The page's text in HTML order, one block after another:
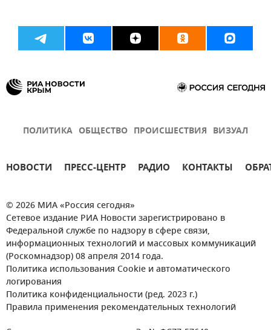
ПОЛИТИКА ОБЩЕСТВО ПРОИСШЕСТВИЯ ВИЗУАЛ
НОВОСТИ ПРЕСС-ЦЕНТР РАДИО КОНТАКТЫ
© 2026 МИА «Россия сегодня»
Сетевое издание РИА Новости зарегистрировано в
Федеральной службе по надзору в сфере связи,
информационных технологий и массовых коммуникаций
(Роскомнадзор) 08 апреля 2014 года.
Политика использования Cookie и автоматического
логирования
Политика конфиденциальности (ред. 2023 г.)
Правила применения рекомендательных технологий